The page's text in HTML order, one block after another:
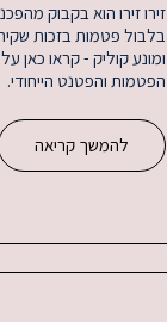
זירו זירו הוא בקבוק
בלבול פטמות בזכות שקית
ומונע קוליק - קראו כאן
הפטמות והפטנט הייחודי.
להמשך קריאה